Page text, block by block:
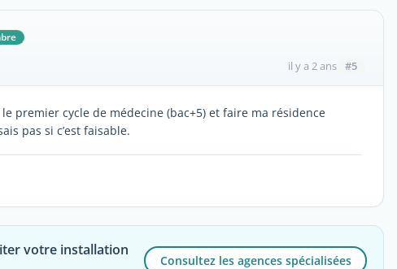
il y a 2 ans #5
premier cycle de médecine (bac+5) et faire ma résidence
pas si c’est faisable.
votre installation
Consultez les agences spécialisées